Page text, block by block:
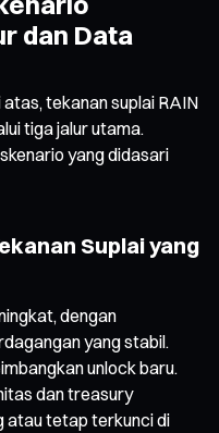
dan Data
tekanan suplai RAIN
tiga jalur utama.
yang didasari
Suplai yang
dengan
yang stabil.
unlock baru.
dan treasury
atau tetap terkunci di